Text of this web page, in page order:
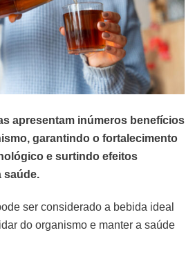
apresentam inúmeros benefícios
garantindo o fortalecimento
e surtindo efeitos
saúde.
ser considerado a bebida ideal
do organismo e manter a saúde